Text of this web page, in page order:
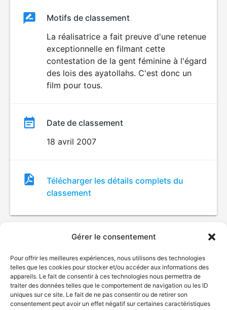
Gérer le consentement
Pour offrir les meilleures expériences, nous utilisons des technologies
telles que les cookies pour stocker et/ou accéder aux informations des
appareils. Le fait de consentir à ces technologies nous permettra de
traiter des données telles que le comportement de navigation ou les ID
uniques sur ce site. Le fait de ne pas consentir ou de retirer son
consentement peut avoir un effet négatif sur certaines caractéristiques
ClassementClassement
Motifs de classement
La réalisatrice a fait preuve d'une retenue
exceptionnelle en filmant cette
contestation de la gent féminine à l'égard
des lois des ayatollahs. C'est donc un
film pour tous.
Date de classement
18 avril 2007
Fichier
de
classement
Télécharger les détails complets du
classement
© Gouvernement du Québec, 2026